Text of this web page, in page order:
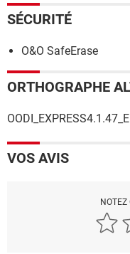
SÉCURITÉ
O&O SafeErase
ORTHOGRAPHE
VOS AVIS
NOTEZ